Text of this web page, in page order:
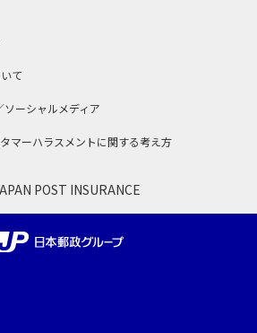
て
ソーシャルメディア
マーハラスメントに関する考え方
POST INSURANCE